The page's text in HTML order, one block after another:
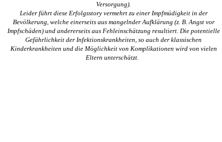
Versorgung).
Leider führt diese Erfolgsstory vermehrt zu einer Impfmüdigkeit in der
Bevölkerung, welche einerseits aus mangelnder Aufklärung (z. B. Angst vor
Impfschäden) und andererseits aus Fehleinschätzung resultiert. Die potentielle
Gefährlichkeit der Infektionskrankheiten, so auch der klassischen
Kinderkrankheiten und die Möglichkeit von Komplikationen wird von vielen
Eltern unterschätzt.